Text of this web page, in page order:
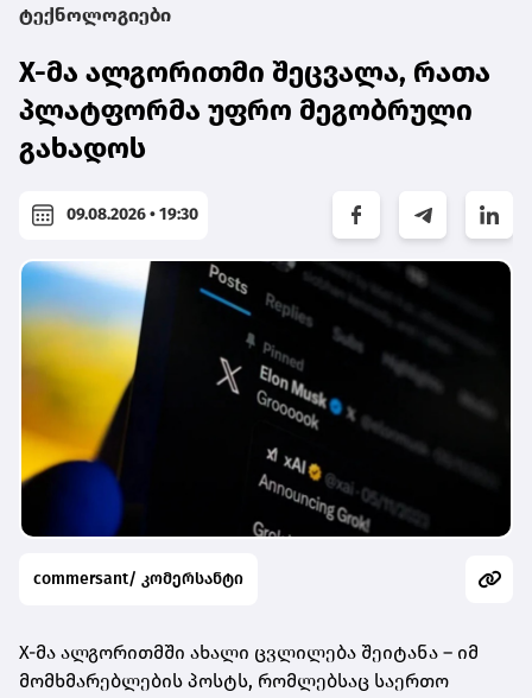
ტექნოლოგიები
X-მა ალგორითმი შეცვალა, რათა
პლატფორმა უფრო მეგობრული
გახადოს
09.08.2026 • 19:30
commersant/ კომერსანტი
X-მა ალგორითმში ახალი ცვლილება შეიტანა – იმ
მომხმარებლების პოსტს, რომლებსაც საერთო